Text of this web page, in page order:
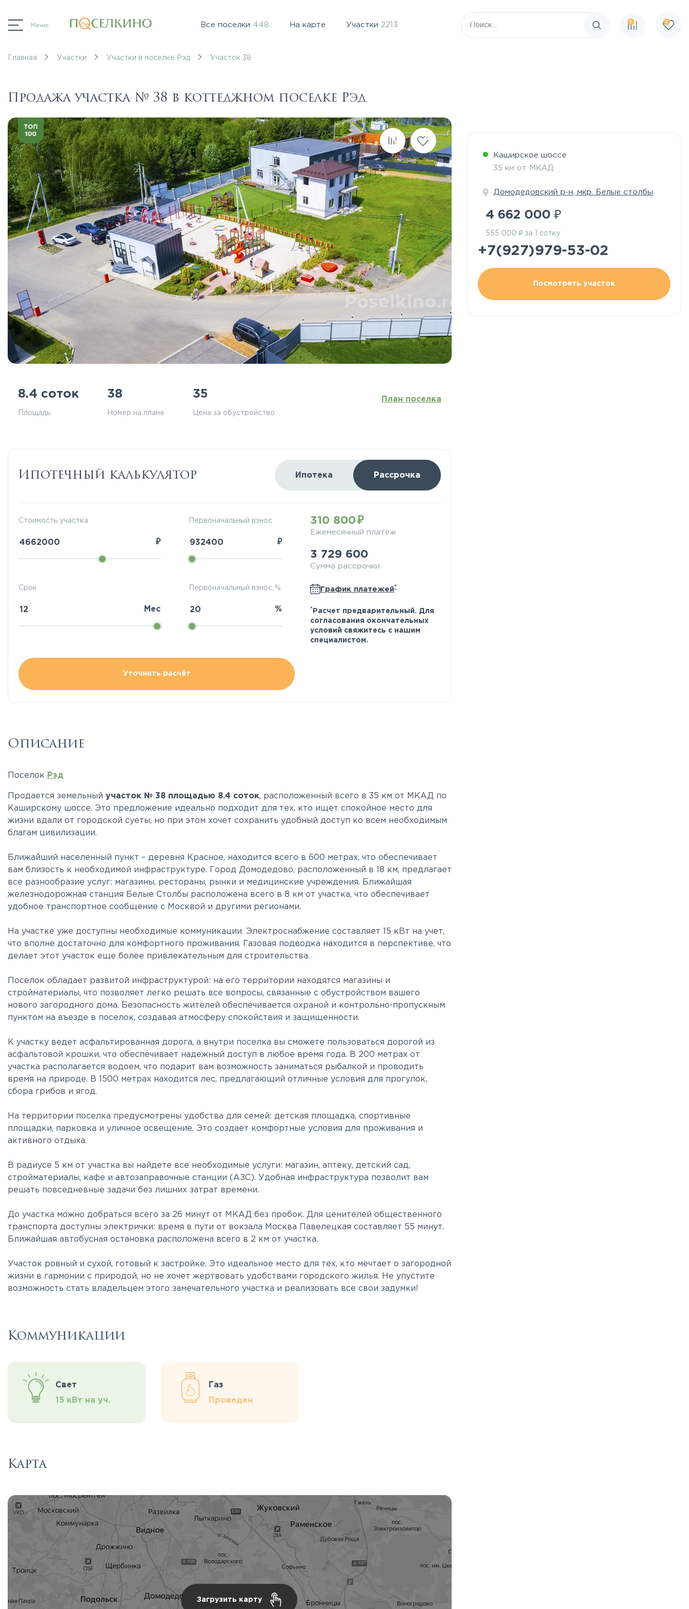
Меню Все поселки 448 На карте Участки 2213
Поиск по сайту
0 0
Главная Участки Участки в поселке Рэд Участок 38
Продажа участка № 38 в коттеджном поселке Рэд
8.4 соток
Площадь
38
Номер на плане
35
Цена за обустройство
План поселка
Ипотечный калькулятор Ипотека Рассрочка
Стоимость участка
₽
Первоначальный взнос
₽
Срок
Мес
Первоначальный взнос, %
%
Уточнить расчёт
310 800
Ежемесячный платеж
3 729 600
Сумма рассрочки
График платежей*
* Расчет предварительный. Для
согласования окончательных
условий свяжитесь с нашим
специалистом.
Описание
Поселок Рэд
Продается земельный участок № 38 площадью 8.4 соток, расположенный всего в 35 км от МКАД по
Каширскому шоссе. Это предложение идеально подходит для тех, кто ищет спокойное место для
жизни вдали от городской суеты, но при этом хочет сохранить удобный доступ ко всем необходимым
благам цивилизации.
Ближайший населенный пункт – деревня Красное, находится всего в 600 метрах, что обеспечивает
вам близость к необходимой инфраструктуре. Город Домодедово, расположенный в 18 км, предлагает
все разнообразие услуг: магазины, рестораны, рынки и медицинские учреждения. Ближайшая
железнодорожная станция Белые Столбы расположена всего в 8 км от участка, что обеспечивает
удобное транспортное сообщение с Москвой и другими регионами.
На участке уже доступны необходимые коммуникации. Электроснабжение составляет 15 кВт на учет,
что вполне достаточно для комфортного проживания. Газовая подводка находится в перспективе, что
делает этот участок еще более привлекательным для строительства.
Поселок обладает развитой инфраструктурой: на его территории находятся магазины и
стройматериалы, что позволяет легко решать все вопросы, связанные с обустройством вашего
нового загородного дома. Безопасность жителей обеспечивается охраной и контрольно-пропускным
пунктом на въезде в поселок, создавая атмосферу спокойствия и защищенности.
К участку ведет асфальтированная дорога, а внутри поселка вы сможете пользоваться дорогой из
асфальтовой крошки, что обеспечивает надежный доступ в любое время года. В 200 метрах от
участка располагается водоем, что подарит вам возможность заниматься рыбалкой и проводить
время на природе. В 1500 метрах находится лес, предлагающий отличные условия для прогулок,
сбора грибов и ягод.
На территории поселка предусмотрены удобства для семей: детская площадка, спортивные
площадки, парковка и уличное освещение. Это создает комфортные условия для проживания и
активного отдыха.
В радиусе 5 км от участка вы найдете все необходимые услуги: магазин, аптеку, детский сад,
стройматериалы, кафе и автозаправочные станции (АЗС). Удобная инфраструктура позволит вам
решать повседневные задачи без лишних затрат времени.
До участка можно добраться всего за 26 минут от МКАД без пробок. Для ценителей общественного
транспорта доступны электрички: время в пути от вокзала Москва Павелецкая составляет 55 минут.
Ближайшая автобусная остановка расположена всего в 2 км от участка.
Участок ровный и сухой, готовый к застройке. Это идеальное место для тех, кто мечтает о загородной
жизни в гармонии с природой, но не хочет жертвовать удобствами городского жилья. Не упустите
возможность стать владельцем этого замечательного участка и реализовать все свои задумки!
Коммуникации
Свет
15 кВт на уч.
Газ
Проведен
Карта
Загрузить карту
Каширское шоссе
35 км от МКАД
Домодедовский р-н мкр. Белые столбы
4 662 000 ₽
555 000 ₽ за 1 сотку
+7(927)979-53-02
Посмотреть участок